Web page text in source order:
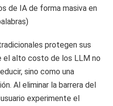
de IA de forma masiva en
protegen sus
el alto costo de los LLM no
sino como una
Al eliminar la barrera del
experimente el